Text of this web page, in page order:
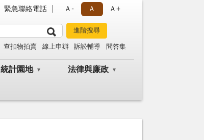
緊急聯絡電話 Ａ- Ａ Ａ+
查扣物拍賣 線上申辦 訴訟輔導 問答集
統計園地 法律與廉政